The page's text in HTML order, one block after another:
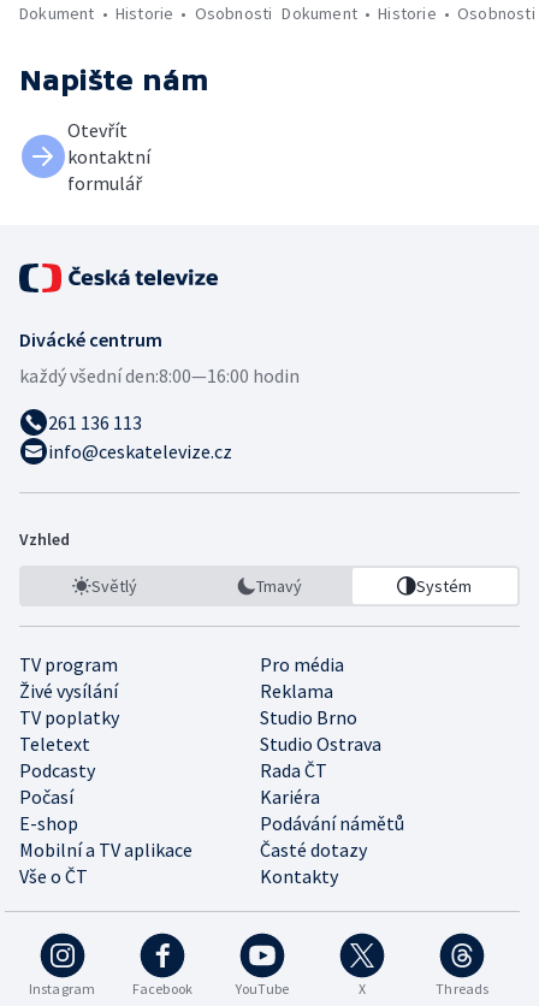
Dokument
Historie Osobnosti Dokument
Historie Osobnosti
Napište nám
Otevřít
kontaktní
formulář
Divácké centrum
každý všední den:8:00—16:00 hodin
261 136 113
info@ceskatelevize.cz
Vzhled
Světlý Tmavý Systém
TV program
Pro média
Živé vysílání
Reklama
TV poplatky
Studio Brno
Teletext
Studio Ostrava
Podcasty
Rada ČT
Počasí
Kariéra
E-shop
Podávání námětů
Mobilní a TV aplikace
Časté dotazy
Vše o ČT
Kontakty
Instagram Facebook YouTube X Threads